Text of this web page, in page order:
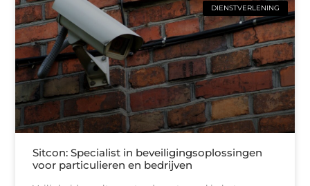
DIENSTVERLENING
Sitcon: Specialist in beveiligingsoplossingen
voor particulieren en bedrijven